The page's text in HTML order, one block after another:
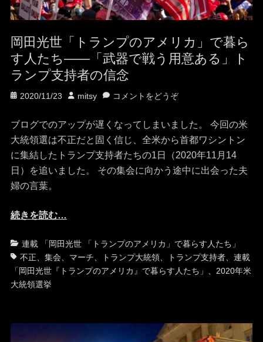
岡田光世「トランプのアメリカ」で暮ら
す人たち——「武器で戦う用意ある」ト
ランプ支持者の信念
投
日
2020/11/23
投
者
mitsy コメントをどうぞ
ブログでのアップが遅くなってしまいました。 今回の米
大統領選は不正だと固く信じ、全米から首都ワシントン
に集結したトランプ支持者たちの1日（2020年11月14
日）を追いました。 その集会に向かう途中に出会った夫
婦の言葉。
続きを読む…
カ
テ
ゴ
リ
連載 「岡田光世 「トランプのアメリカ」で暮らす人たち」
グ
不正 集会、 マーチ トランプ大統領、 トランプ支持者、 連載
「岡田光世『トランプのアメリカ』で暮らす人たち」
2020年米
大統領選挙